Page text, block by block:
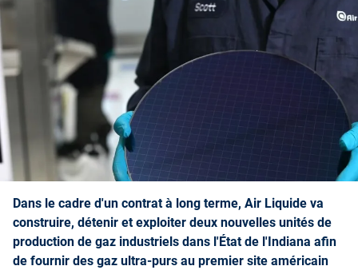
Dans le cadre d'un contrat à long terme, Air Liquide va
construire, détenir et exploiter deux nouvelles unités de
production de gaz industriels dans l'État de l'Indiana afin
de fournir des gaz ultra-purs au premier site américain